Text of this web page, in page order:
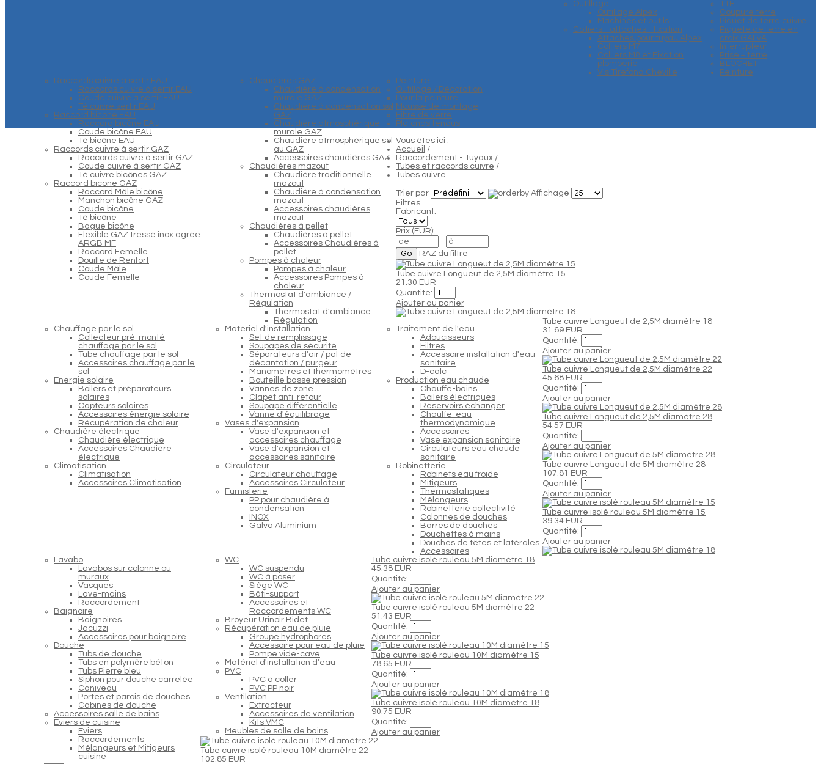
Outillage
Outillage Alpex
Machines et outils
Colliers - attaches - fixation
Attaches pour tuyau Alpex
Colliers M7
Colliers M8 et Fixation
plomberie
Vis Tirefond Cheville
Raccords cuivre à sertir EAU
Raccords cuivre à sertir EAU
Coude cuivre à sertir EAU
Té cuivre sertir EAU
Raccord bicone EAU
Raccord bicône EAU
Coude bicône EAU
Té bicône EAU
Raccords cuivre à sertir GAZ
Raccords cuivre à sertir GAZ
Coude cuivre à sertir GAZ
Té cuivre bicônes GAZ
Raccord bicone GAZ
Raccord Mâle bicône
Manchon bicône GAZ
Coude bicône
Té bicône
Bague bicône
Flexible GAZ tressé inox agrée
ARGB MF
Raccord Femelle
Douille de Renfort
Coude Mâle
Coude Femelle
Chaudières GAZ
Chaudière à condensation
murale GAZ
Chaudière à condensation sol
GAZ
Chaudière atmosphérique
murale GAZ
Chaudière atmosphérique sol
au GAZ
Accessoires chaudières GAZ
Chaudières mazout
Chaudière traditionnelle
mazout
Chaudière à condensation
mazout
Accessoires chaudières
mazout
Chaudières à pellet
Chaudières à pellet
Accessoires Chaudières à
pellet
Pompes à chaleur
Pompes à chaleur
Accessoires Pompes à
chaleur
Thermostat d'ambiance /
Régulation
Thermostat d'ambiance
Régulation
Chauffage par le sol
Collecteur pré-monté
chauffage par le sol
Tube chauffage par le sol
Accessoires chauffage par le
sol
Energie solaire
Boilers et préparateurs
solaires
Capteurs solaires
Accessoires énergie solaire
Récupération de chaleur
Chaudière électrique
Chaudière électrique
Accessoires Chaudière
électrique
Climatisation
Climatisation
Accessoires Climatisation
Matériel d'installation
Set de remplissage
Soupapes de sécurité
Séparateurs d'air / pot de
décantation / purgeur
Manomètres et thermomètres
Bouteille basse pression
Vannes de zone
Clapet anti-retour
Soupape différentielle
Vanne d'équilibrage
Vases d'expansion
Vase d'expansion et
accessoires chauffage
Vase d'expansion et
accessoires sanitaire
Circulateur
Circulateur chauffage
Accessoires Circulateur
Fumisterie
PP pour chaudière à
condensation
INOX
Galva Aluminium
Traitement de l'eau
Adoucisseurs
Filtres
Accessoire installation d'eau
sanitaire
D-calc
Production eau chaude
Chauffe-bains
Boilers électriques
Réservoirs échanger
Chauffe-eau
thermodynamique
Accessoires
Vase expansion sanitaire
Circulateurs eau chaude
sanitaire
Robinetterie
Robinets eau froide
Mitigeurs
Thermostatiques
Mélangeurs
Robinetterie collectivité
Colonnes de douches
Barres de douches
Douchettes à mains
Douches de têtes et latérales
Accessoires
Lavabo
Lavabos sur colonne ou
muraux
Vasques
Lave-mains
Raccordement
Baignoire
Baignoires
Jacuzzi
Accessoires pour baignoire
Douche
Tubs de douche
Tubs en polymère béton
Tubs Pierre bleu
Siphon pour douche carrelée
Caniveau
Portes et parois de douches
Cabines de douche
Accessoires salle de bains
Eviers de cuisine
Eviers
Raccordements
Mélangeurs et Mitigeurs
cuisine
WC
WC suspendu
WC à poser
Siège WC
Bâti-support
Accessoires et
Raccordements WC
Broyeur Urinoir Bidet
Récupération eau de pluie
Groupe hydrophores
Accessoire pour eau de pluie
Pompe vide-cave
Matériel d'installation d'eau
PVC
PVC à coller
PVC PP noir
Ventilation
Extracteur
Accessoires de ventilation
Kits VMC
Meubles de salle de bains
TTH
Coupure terre
Piquet de terre cuivre
Piquete de terre en
croix GALVA
Interrupteur
Prise + terre
BLOCHET
Peinture
Peinture
Outillage / Décoration
Pour la peinture
Mousse de montage
Fibre de verre
Plafonds tendus
Vous êtes ici :
Accueil /
Raccordement - Tuyaux /
Tubes et raccords cuivre /
Tubes cuivre
Trier par
Affichage
Filtres
Fabricant:
Prix (EUR):
-
RAZ du filtre
Tube cuivre Longueut de 2,5M diamètre 15
21.30 EUR
Quantité:
Ajouter au panier
Tube cuivre Longueut de 2,5M diamètre 18
31.69 EUR
Quantité:
Ajouter au panier
Tube cuivre Longueut de 2,5M diamètre 22
45.68 EUR
Quantité:
Ajouter au panier
Tube cuivre Longueut de 2,5M diamètre 28
54.57 EUR
Quantité:
Ajouter au panier
Tube cuivre Longueut de 5M diamètre 28
107.81 EUR
Quantité:
Ajouter au panier
Tube cuivre isolé rouleau 5M diamètre 15
39.34 EUR
Quantité:
Ajouter au panier
Tube cuivre isolé rouleau 5M diamètre 18
45.38 EUR
Quantité:
Ajouter au panier
Tube cuivre isolé rouleau 5M diamètre 22
51.43 EUR
Quantité:
Ajouter au panier
Tube cuivre isolé rouleau 10M diamètre 15
78.65 EUR
Quantité:
Ajouter au panier
Tube cuivre isolé rouleau 10M diamètre 18
90.75 EUR
Quantité:
Ajouter au panier
Tube cuivre isolé rouleau 10M diamètre 22
102.85 EUR